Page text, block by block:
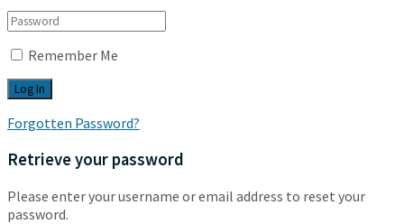
Remember Me
Forgotten Password?
Retrieve your password
Please enter your username or email address to reset your
password.